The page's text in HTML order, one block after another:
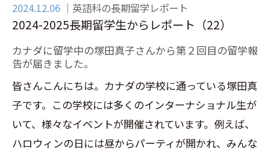
2024.12.06 英語科の長期留学レポート
2024-2025長期留学生からレポート（22）
カナダに留学中の塚田真子さんから第２ 回目の留学報
告が届きました。
皆さんこんにちは。カナダの学校に通っている塚田真
子です。この学校には多くのインターナショナル生が
いて、様々なイベントが開催されています。例えば、
ハロウィンの日には昼からパーティが開かれ、みんな